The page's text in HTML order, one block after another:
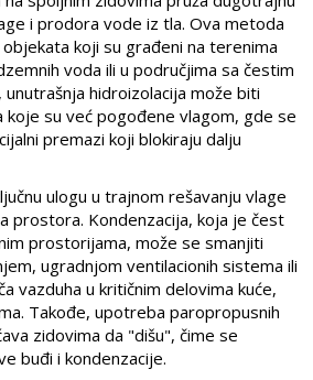
i prodora vode iz tla. Ova metoda
koji su građeni na terenima
voda ili u područjima sa čestim
hidroizolacija može biti
su već pogođene vlagom, gde se
premazi koji blokiraju dalju
ulogu u trajnom rešavanju vlage
prostora. Kondenzacija, koja je čest
prostorijama, može se smanjiti
ugradnjom ventilacionih sistema ili
vazduha u kritičnim delovima kuće,
Takođe, upotreba paropropusnih
zidovima da "dišu", čime se
buđi i kondenzacije.